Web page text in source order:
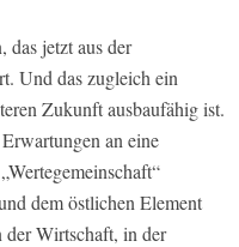
das jetzt aus der
Und das zugleich ein
Zukunft ausbaufähig ist.
an eine
dem östlichen Element
der Wirtschaft, in der